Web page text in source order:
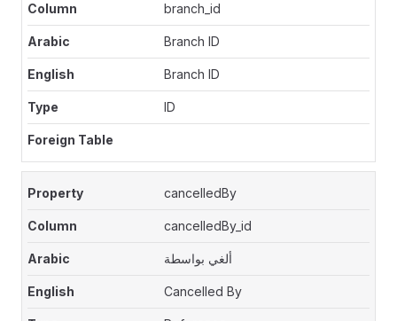
branch_id
Branch ID
Branch ID
ID
cancelledBy
cancelledBy_id
ألغي بواسطة
Cancelled By